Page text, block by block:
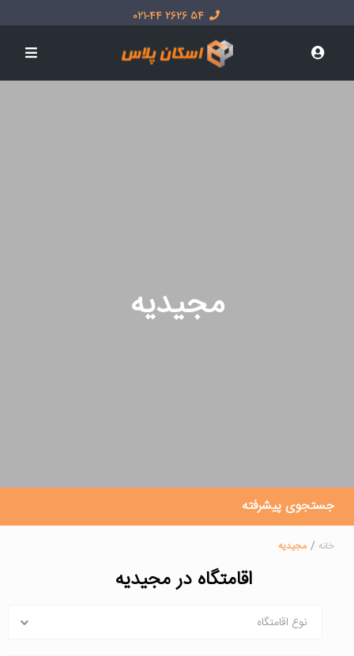
54 2626 021-44
مجیدیه
جستجوی پیشرفته
خانه مجیدیه
اقامتگاه در مجیدیه
نوع اقامتگاه